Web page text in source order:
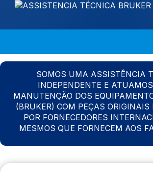
SOMOS UMA ASSISTÊNCIA
INDEPENDENTE E
MANUTENÇÃO DOS
(BRUKER) COM PEÇAS ORIGINAIS
POR FORNECEDORES
MESMOS QUE FORNECEM AOS